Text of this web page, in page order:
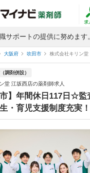
サポートの提供に努めます。
大阪府 吹田市 株式会社キリン
調剤併設）
堂 江坂西店の薬剤師求人
市】年間休日117日☆
・育児支援制度充実！